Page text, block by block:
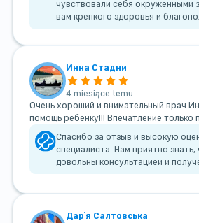
чувствовали себя окруженными
вам крепкого здоровья и
Инна Стадни
4 miesiące temu
Очень хороший и внимательный врач
помощь ребенку!!! Впечатление только
Спасибо за отзыв и высокую
специалиста. Нам приятно
довольны консультацией и
Дарʼя Салтовська